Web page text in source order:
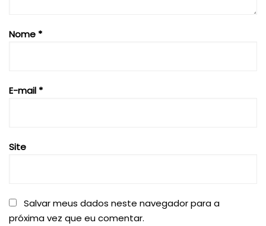
Nome *
E-mail *
Site
Salvar meus dados neste navegador para a
próxima vez que eu comentar.